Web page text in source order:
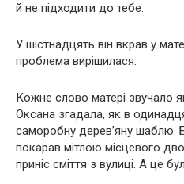
й не підходити до тебе.
У шістнадцять він вкрав у
проблема вирішилася.
Кожне слово матері звучало
Оксана згадала, як в
саморобну дерев’яну шаблю.
покарав мітлою місцевого
приніс сміття з вулиці. А це